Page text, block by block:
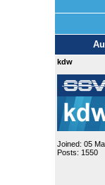
kdw
Joined: 05
Posts: 1550